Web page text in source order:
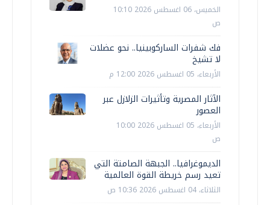
الخميس، 06 اغسطس 2026 10:10
ص
فك شفرات الساركوبينيا.. نحو عضلات
لا تشيخ
الأربعاء، 05 اغسطس 2026 12:00 م
الآثار المصرية وتأثيرات الزلازل عبر
العصور
الأربعاء، 05 اغسطس 2026 10:00
ص
الديموغرافيا.. الجبهة الصامتة التي
تعيد رسم خريطة القوة العالمية
الثلاثاء، 04 اغسطس 2026 10:36 ص